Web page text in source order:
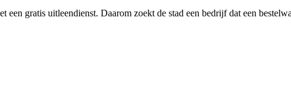
gratis uitleendienst. Daarom zoekt de stad een bedrijf dat een